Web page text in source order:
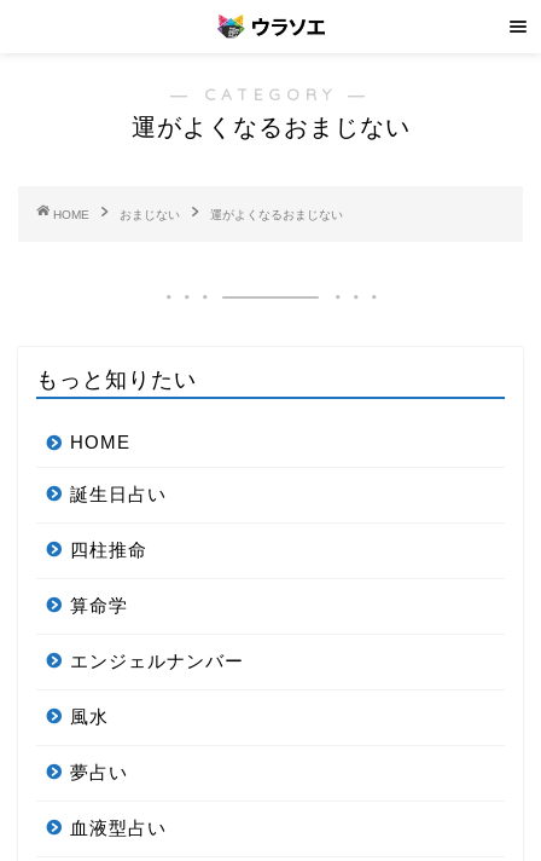
― CATEGORY ―
運がよくなるおまじない
HOME おまじない 運がよくなるおまじない
もっと知りたい
HOME
誕生日占い
四柱推命
算命学
エンジェルナンバー
風水
夢占い
血液型占い